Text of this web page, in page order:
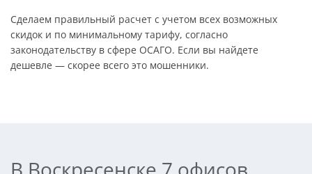
Сделаем правильный расчет с учетом всех возможных
скидок и по минимальному тарифу, согласно
законодательству в сфере ОСАГО. Если вы найдете
дешевле — скорее всего это мошенники.